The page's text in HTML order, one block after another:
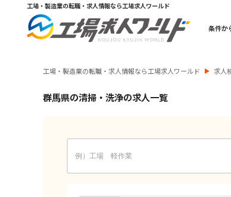
工場・製造業の転職・求人情報なら工場求人ワールド
条件か
工場・製造業の転職・求人情報なら工場求人ワールド 求人
群馬県の清掃・洗浄の求人一覧